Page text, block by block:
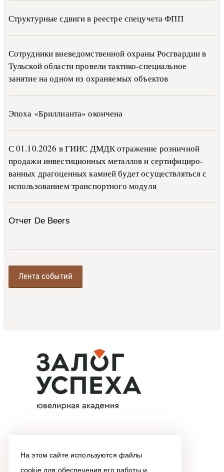
На этом сайте используются файлы
cookie для обеспечения его работы и
Структурные сдвиги в реестре спецучета ФПП
Сотрудники вневедомственной охраны Росгвардии в
Тульской области провели тактико-специальное
занятие на одном из охраняемых объектов
Эпоха «Бриллианта» окончена
С 01.10.2026 в ГИИС ДМДК от­ра­же­ние роз­ни­ч­ной
про­да­жи ин­ве­сти­ци­он­ных ме­тал­лов и сер­ти­фи­ци­ро­
ван­ных дра­го­цен­ных ка­м­ней бу­дет осу­ще­ств­лять­ся с
ис­поль­зо­ва­ни­ем тран­с­пор­т­но­го мо­ду­ля
Отчет De Beers
Лента событий